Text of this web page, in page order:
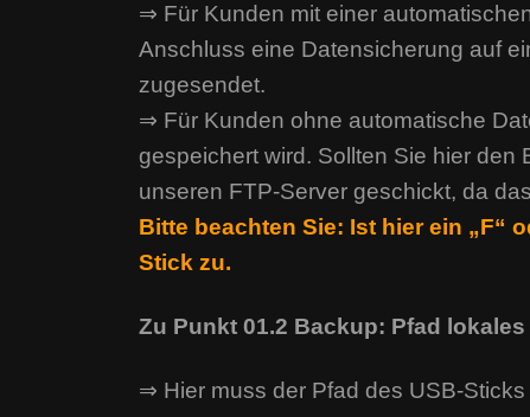
⇒ Für Kunden mit einer
Anschluss eine Datensicherung auf
zugesendet.
⇒ Für Kunden ohne automatische
gespeichert wird. Sollten Sie hier den
unseren FTP-Server geschickt, da
Bitte beachten Sie: Ist hier ein „F“
Stick zu.
Zu Punkt 01.2 Backup: Pfad
⇒ Hier muss der Pfad des USB-